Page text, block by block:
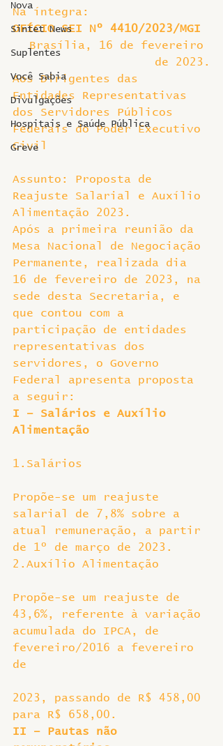
Nova
Sintet News
Suplentes
Você Sabia
Divulgações
Hospitais e Saúde Pública
Greve
Na íntegra:
OFÍCIO SEI Nº 4410/2023/MGI
Brasília, 16 de fevereiro
de 2023.
Aos Dirigentes das
Entidades Representativas
dos Servidores Públicos
Federais do Poder Executivo
Civil
Assunto: Proposta de
Reajuste Salarial e Auxílio
Alimentação 2023.
Após a primeira reunião da
Mesa Nacional de Negociação
Permanente, realizada dia
16 de fevereiro de 2023, na
sede desta Secretaria, e
que contou com a
participação de entidades
representativas dos
servidores, o Governo
Federal apresenta proposta
a seguir:
I – Salários e Auxílio
Alimentação
1.Salários
Propõe-se um reajuste
salarial de 7,8% sobre a
atual remuneração, a partir
de 1º de março de 2023.
2.Auxílio Alimentação
Propõe-se um reajuste de
43,6%, referente à variação
acumulada do IPCA, de
fevereiro/2016 a fevereiro
de
2023, passando de R$ 458,00
para R$ 658,00.
II – Pautas não